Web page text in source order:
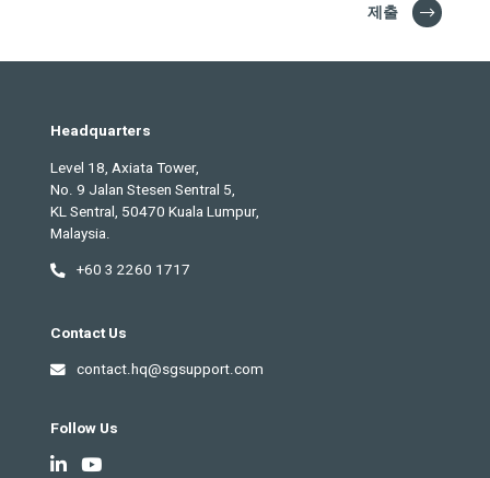
제출
Headquarters
Level 18, Axiata Tower,
No. 9 Jalan Stesen Sentral 5,
KL Sentral, 50470 Kuala Lumpur,
Malaysia.
+60 3 2260 1717
Contact Us
contact.hq@sgsupport.com
Follow Us